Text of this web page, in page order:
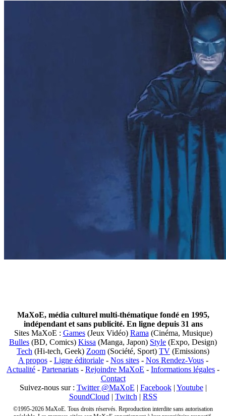
MaXoE, média culturel multi-thématique fondé en 1995,
indépendant et sans publicité. En ligne depuis 31 ans
Sites MaXoE : Games(Jeux Vidéo) Rama (Cinéma, Musique)
Bulles (BD, Comics) Kissa (Manga, Japon) Style (Expo, Design)
Tech (Hi-tech, Geek) Zoom (Société, Sport) TV (Emissions)
A propos- Ligne éditoriale- Nos sites- Nos Rendez-Vous-
Actualité - Partenariats - Rejoindre MaXoE - Informations légales -
Contact
Suivez-nous sur : Twitter @MaXoE | Facebook| Youtube|
SoundCloud | Twitch | RSS
©1995-2026 MaXoE. Tous droits réservés. Reproduction interdite sans autorisation